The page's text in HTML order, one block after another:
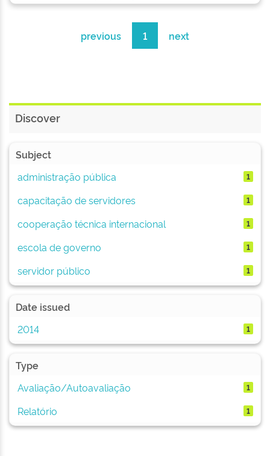
previous 1 next
Discover
Subject
administração pública
1
capacitação de servidores 1
cooperação técnica internacional 1
escola de governo 1
servidor público 1
Date issued
2014
1
Type
Avaliação/Autoavaliação
1
Relatório 1